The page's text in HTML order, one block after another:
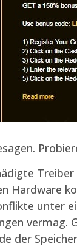
Hardware
unter
vermag.
der